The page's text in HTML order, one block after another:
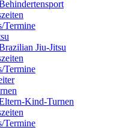
Termine
Jiu-Jitsu
Termine
Kind-Turnen
Termine